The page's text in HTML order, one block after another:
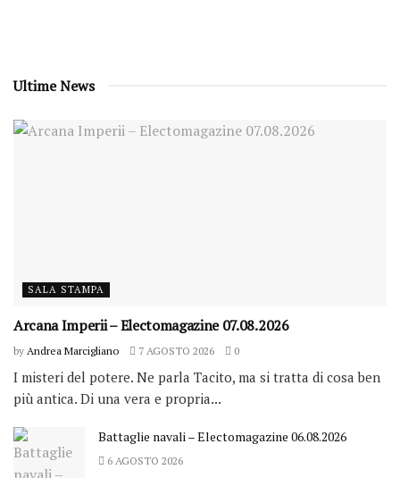
Ultime News
SALA STAMPA
Arcana Imperii – Electomagazine 07.08.2026
by Andrea Marcigliano 7 AGOSTO 2026 0
I misteri del potere. Ne parla Tacito, ma si tratta di cosa ben
più antica. Di una vera e propria...
Battaglie navali – Electomagazine 06.08.2026
6 AGOSTO 2026